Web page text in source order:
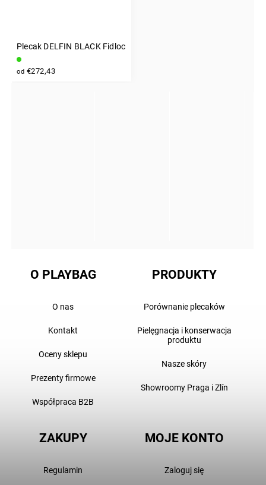
Plecak DELFIN BLACK Fidlock
od €272,43
INSTAGRAM
O PLAYBAG
O nas
Kontakt
Oceny sklepu
Prezenty firmowe
Współpraca B2B
PRODUKTY
Porównanie plecaków
Pielęgnacja i konserwacja
produktu
Nasze skóry
Showroomy Praga i Zlín
ZAKUPY
Regulamin
MOJE KONTO
Zaloguj się